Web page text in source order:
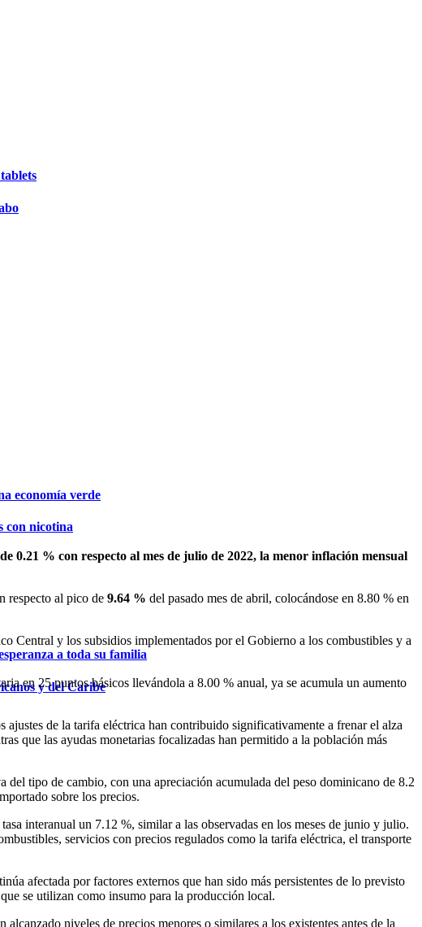
economía verde
con nicotina
a toda su familia
y del Caribe
% con respecto al mes de julio de 2022, la menor inflación mensual
respecto al pico de 9.64 % del pasado mes de abril, colocándose en 8.80 % en
Central y los subsidios implementados por el Gobierno a los combustibles y a
en 25 puntos básicos llevándola a 8.00 % anual, ya se acumula un aumento
de la tarifa eléctrica han contribuido significativamente a frenar el alza
que las ayudas monetarias focalizadas han permitido a la población más
tipo de cambio, con una apreciación acumulada del peso dominicano de 8.2
sobre los precios.
interanual un 7.12 %, similar a las observadas en los meses de junio y julio.
servicios con precios regulados como la tarifa eléctrica, el transporte
afectada por factores externos que han sido más persistentes de lo previsto
se utilizan como insumo para la producción local.
niveles de precios menores o similares a los existentes antes de la